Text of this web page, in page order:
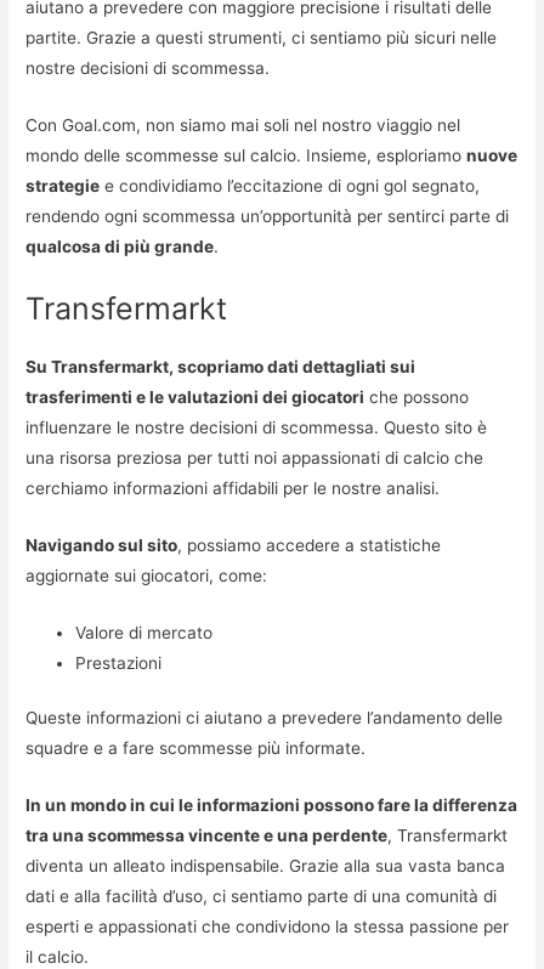
aiutano a prevedere con maggiore precisione i risultati delle
partite. Grazie a questi strumenti, ci sentiamo più sicuri nelle
nostre decisioni di scommessa.
Con Goal.com, non siamo mai soli nel nostro viaggio nel
mondo delle scommesse sul calcio. Insieme, esploriamonuove
strategie e condividiamo l’eccitazione di ogni gol segnato,
rendendo ogni scommessa un’opportunità per sentirci parte di
qualcosa di più grande.
Transfermarkt
Su Transfermarkt, scopriamo dati dettagliati sui
trasferimenti e le valutazioni dei giocatori che possono
influenzare le nostre decisioni di scommessa. Questo sito è
una risorsa preziosa per tutti noi appassionati di calcio che
cerchiamo informazioni affidabili per le nostre analisi.
Navigando sul sito, possiamo accedere a statistiche
aggiornate sui giocatori, come:
Valore di mercato
Prestazioni
Queste informazioni ci aiutano a prevedere l’andamento delle
squadre e a fare scommesse più informate.
In un mondo in cui le informazioni possono fare la differenza
tra una scommessa vincente e una perdente, Transfermarkt
diventa un alleato indispensabile. Grazie alla sua vasta banca
dati e alla facilità d’uso, ci sentiamo parte di una comunità di
esperti e appassionati che condividono la stessa passione per
il calcio.